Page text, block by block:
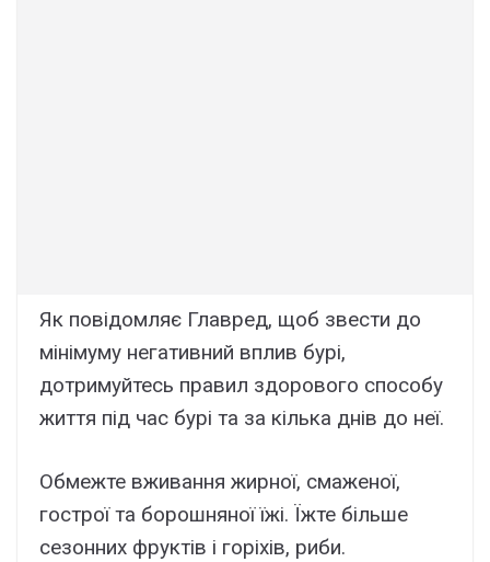
Як повідомляє Главред, щоб звести до
мінімуму негативний вплив бурі,
дотримуйтесь правил здорового способу
життя під час бурі та за кілька днів до неї.
Обмежте вживання жирної, смаженої,
гострої та борошняної їжі. Їжте більше
сезонних фруктів і горіхів, риби.